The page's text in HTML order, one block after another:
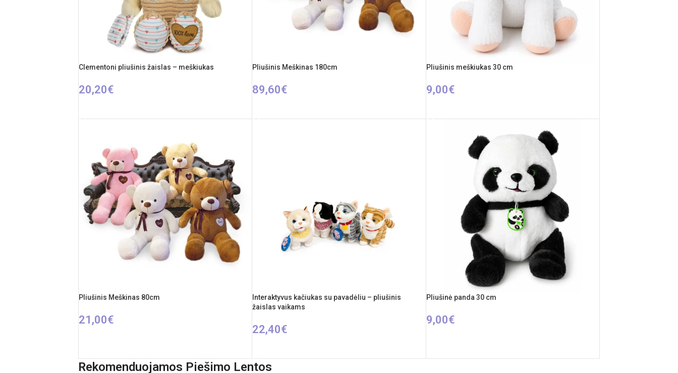
Clementoni pliušinis žaislas – meškiukas
20,20€
Pliušinis Meškinas 180cm
89,60€
Pliušinis meškiukas 30 cm
9,00€
Pliušinis Meškinas 80cm
21,00€
Interaktyvus kačiukas su pavadėliu – pliušinis
žaislas vaikams
22,40€
Pliušinė panda 30 cm
9,00€
Rekomenduojamos Piešimo Lentos